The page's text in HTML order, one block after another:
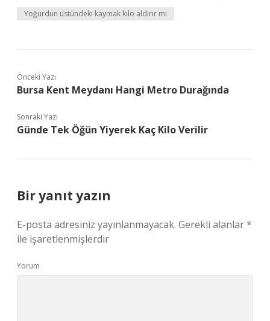
Yoğurdun üstündeki kaymak kilo aldırır mı
Önceki Yazı
Bursa Kent Meydanı Hangi Metro Durağında
Sonraki Yazı
Günde Tek Öğün Yiyerek Kaç Kilo Verilir
Bir yanıt yazın
E-posta adresiniz yayınlanmayacak. Gerekli alanlar*
ile işaretlenmişlerdir
Yorum